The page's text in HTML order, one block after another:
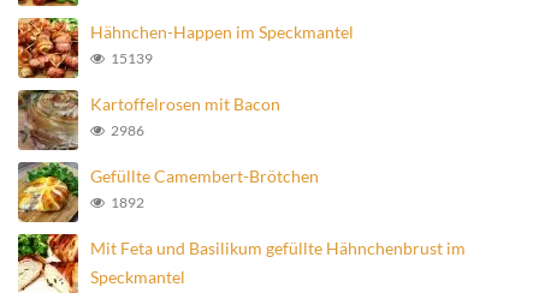
Hähnchen-Happen im Speckmantel
15139
Kartoffelrosen mit Bacon
2986
Gefüllte Camembert-Brötchen
1892
Mit Feta und Basilikum gefüllte Hähnchenbrust im
Speckmantel